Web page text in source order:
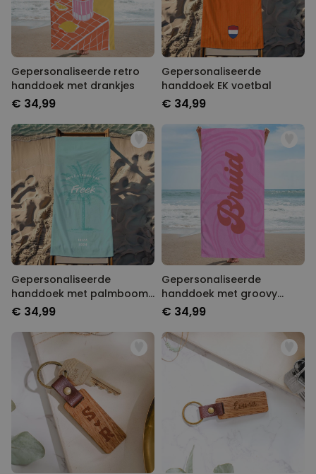
Gepersonaliseerde retro
handdoek met drankjes
€ 34,99
Gepersonaliseerde
handdoek EK voetbal
€ 34,99
Gepersonaliseerde
handdoek met palmboom
en tekst
€ 34,99
Gepersonaliseerde
handdoek met groovy
achtergrond en tekst
€ 34,99